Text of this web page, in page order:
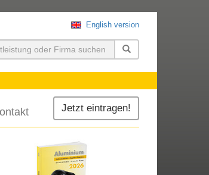
English version
Jetzt eintragen!